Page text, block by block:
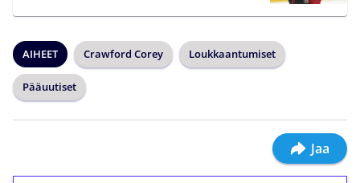
AIHEET Crawford Corey Loukkaantumiset
Pääuutiset
Jaa